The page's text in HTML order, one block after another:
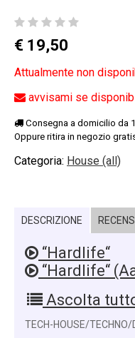
€ 19,50
Attualmente non
avvisami se
Consegna a domicilio da
Oppure ritira in negozio
Categoria: House (all)
DESCRIZIONE
“Hardlife“
“Hardlife“
Ascolta
TECH-HOUSE/TECHNO/